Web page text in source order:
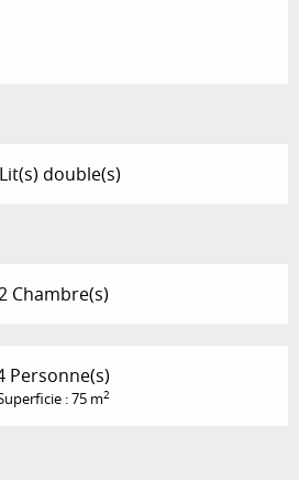
double(s)
Chambre(s)
Personne(s)
: 75 m2